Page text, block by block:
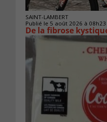
SAINT-LAMBERT
Publié le 5 août 2026 à 08h23
De la fibrose